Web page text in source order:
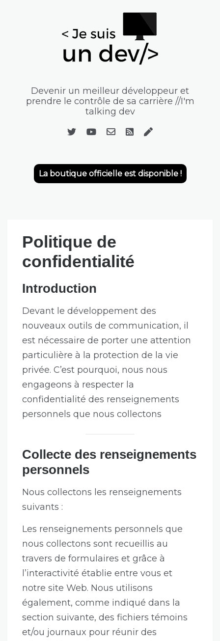
Devenir un meilleur développeur et
prendre le contrôle de sa carrière //I'm
talking dev
La boutique officielle est disponible !
Politique de
confidentialité
Introduction
Devant le développement des
nouveaux outils de communication, il
est nécessaire de porter une attention
particulière à la protection de la vie
privée. C’est pourquoi, nous nous
engageons à respecter la
confidentialité des renseignements
personnels que nous collectons
Collecte des renseignements
personnels
Nous collectons les renseignements
suivants :
Les renseignements personnels que
nous collectons sont recueillis au
travers de formulaires et grâce à
l’interactivité établie entre vous et
notre site Web. Nous utilisons
également, comme indiqué dans la
section suivante, des fichiers témoins
et/ou journaux pour réunir des